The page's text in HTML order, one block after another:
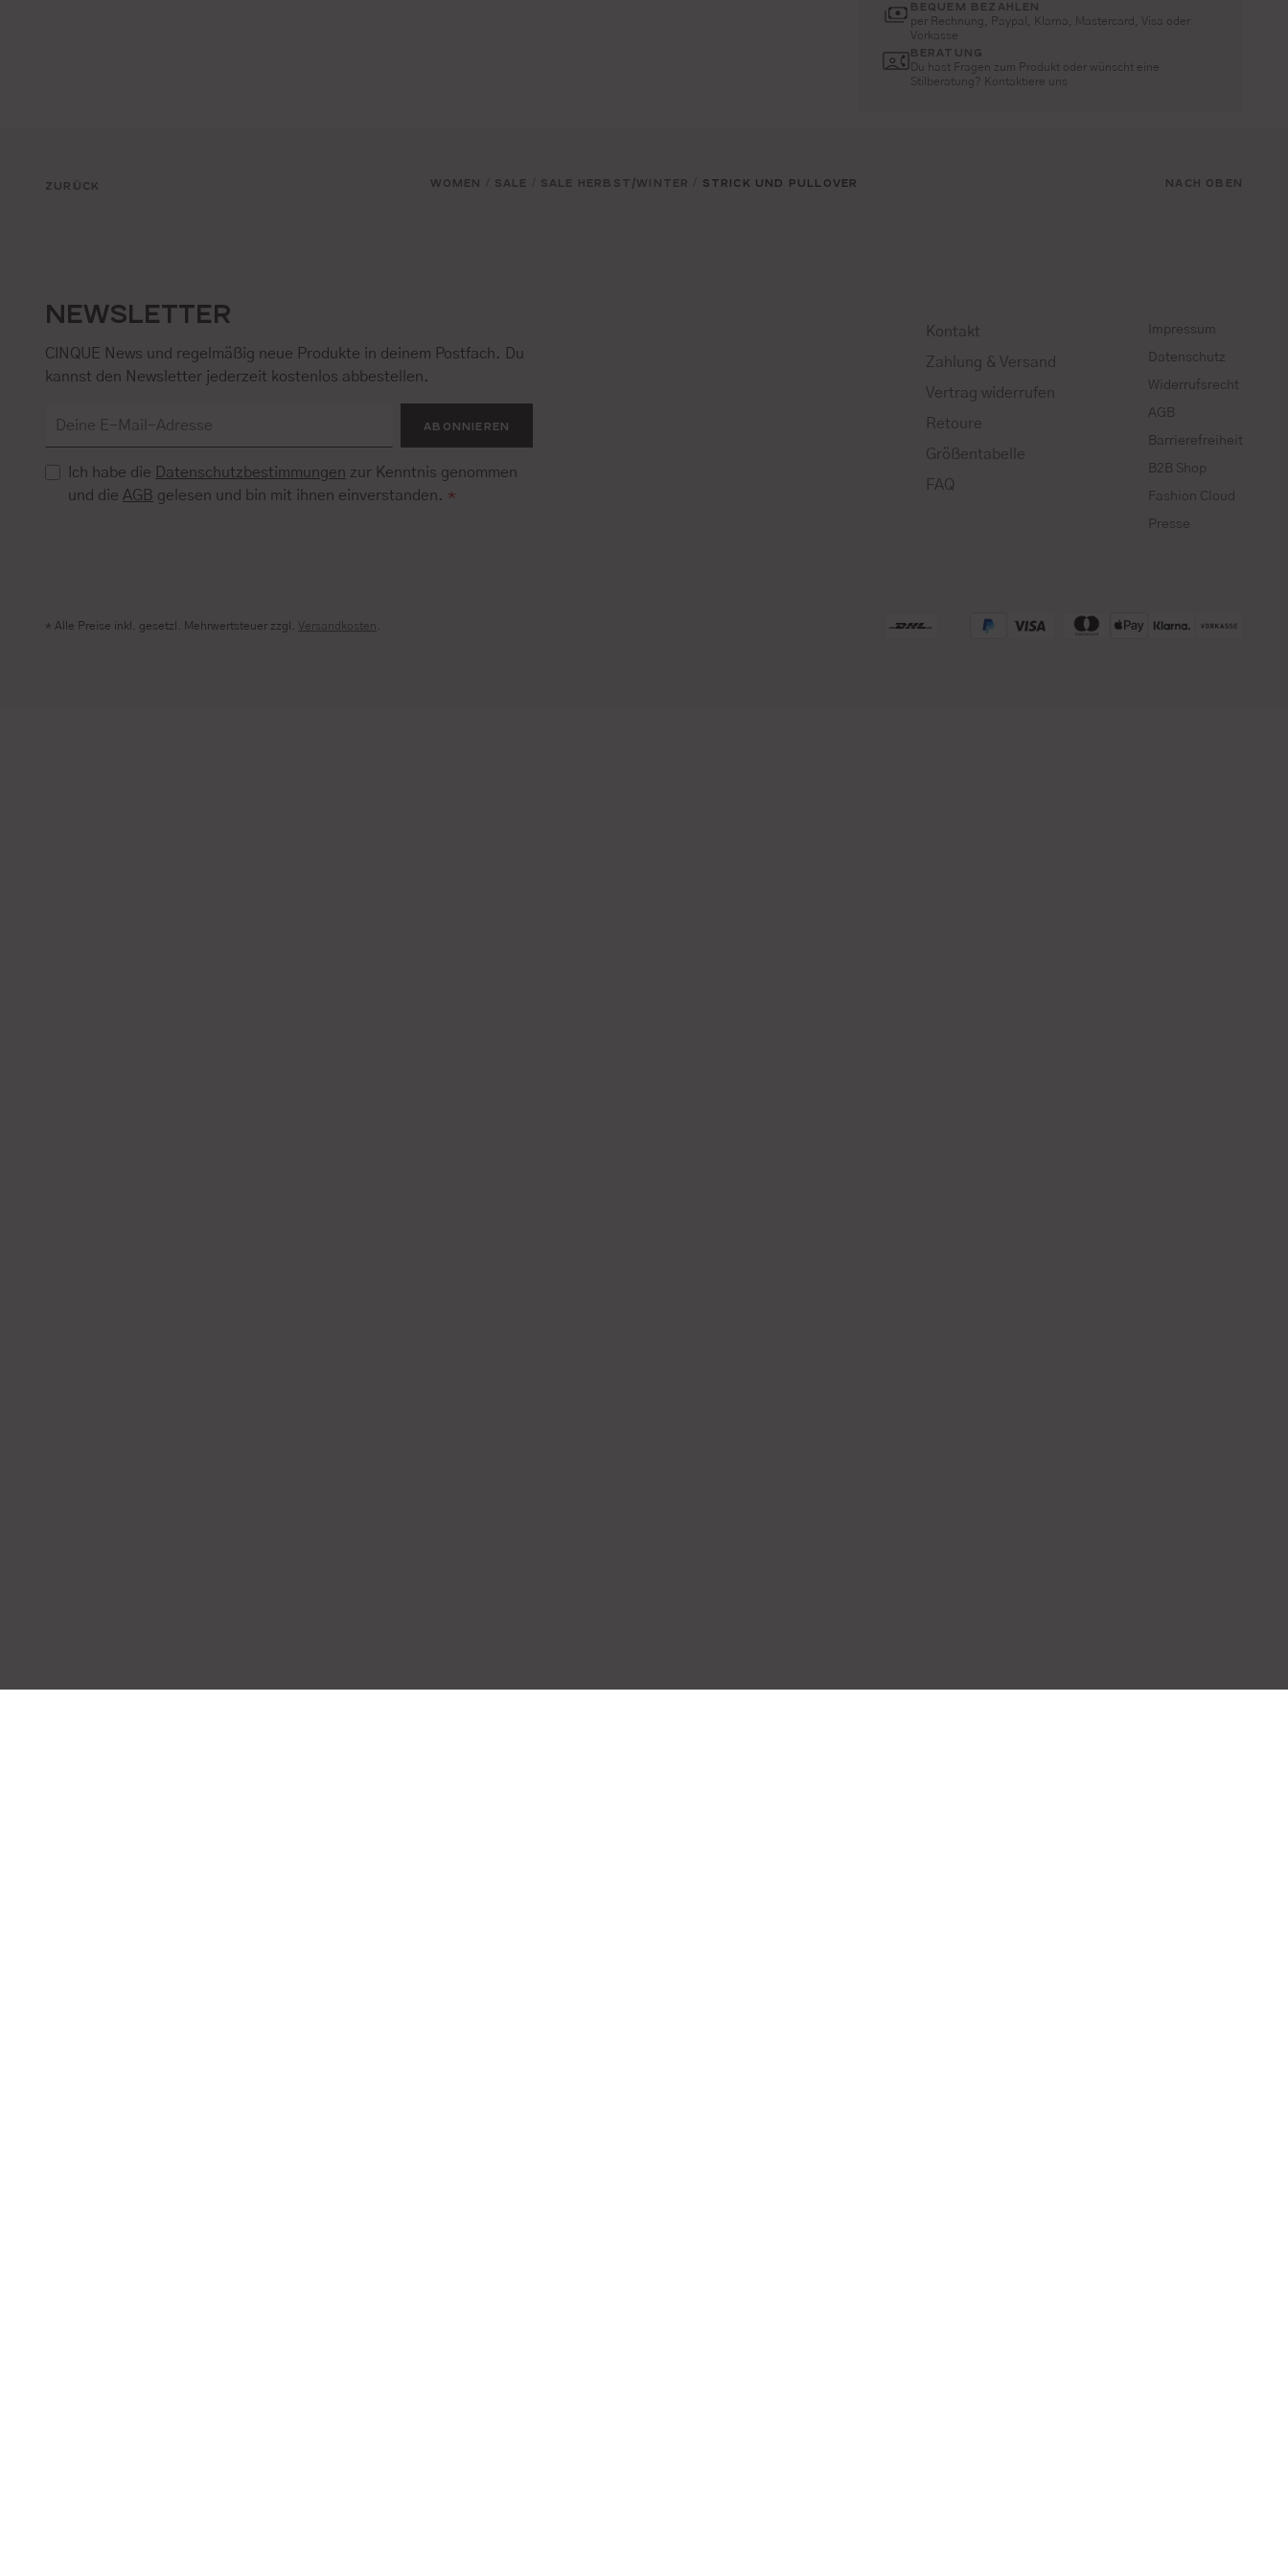
BEQUEM BEZAHLEN
per Rechnung, Paypal, Klarna, Mastercard, Visa oder
Vorkasse
BERATUNG
Du hast Fragen zum Produkt oder wünscht eine
Stilberatung? Kontaktiere uns
ZURÜCK WOMEN SALE SALE HERBST/WINTER STRICK UND PULLOVER NACH OBEN
NEWSLETTER
CINQUE News und regelmäßig neue Produkte in deinem Postfach. Du
kannst den Newsletter jederzeit kostenlos abbestellen.
ABONNIEREN
Ich habe die Datenschutzbestimmungen zur Kenntnis genommen
und die AGB gelesen und bin mit ihnen einverstanden. *
Kontakt
Zahlung & Versand
Vertrag widerrufen
Retoure
Größentabelle
FAQ
Impressum
Datenschutz
Widerrufsrecht
AGB
Barrierefreiheit
B2B Shop
Fashion Cloud
Presse
* Alle Preise inkl. gesetzl. Mehrwertsteuer zzgl.Versandkosten